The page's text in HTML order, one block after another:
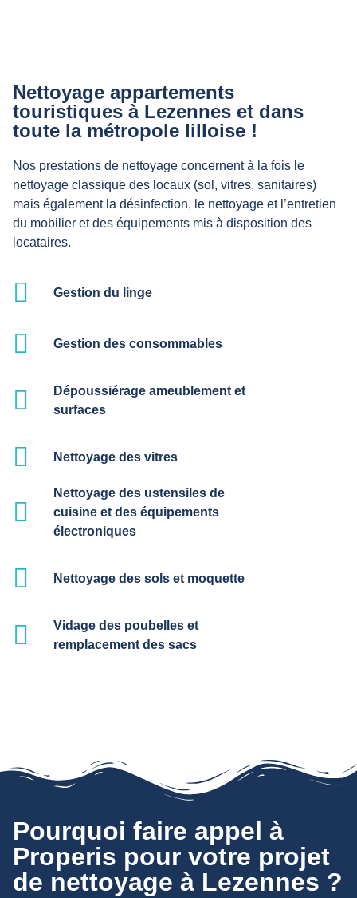
Nettoyage appartements
touristiques à Lezennes et dans
toute la métropole lilloise !
Nos prestations de nettoyage concernent à la fois le
nettoyage classique des locaux (sol, vitres, sanitaires)
mais également la désinfection, le nettoyage et l’entretien
du mobilier et des équipements mis à disposition des
locataires.
Gestion du linge
Gestion des consommables
Dépoussiérage ameublement et
surfaces
Nettoyage des vitres
Nettoyage des ustensiles de
cuisine et des équipements
électroniques
Nettoyage des sols et moquette
Vidage des poubelles et
remplacement des sacs
Pourquoi faire appel à
Properis pour votre projet
de nettoyage à Lezennes ?